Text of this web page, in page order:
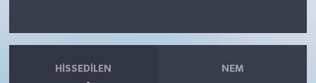
HISSEDILEN NEM